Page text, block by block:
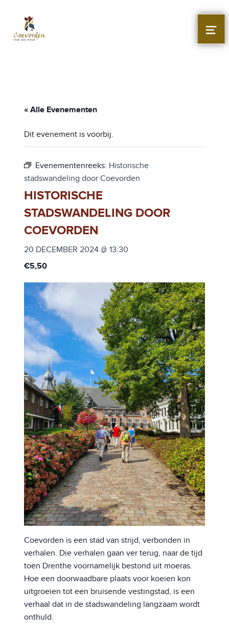
Stad Coevorden
STAD VAN STRIJD
« Alle Evenementen
Dit evenement is voorbij.
Evenementenreeks: Historische
stadswandeling door Coevorden
HISTORISCHE
STADSWANDELING DOOR
COEVORDEN
20 DECEMBER 2024 @ 13:30
€5,50
Coevorden is een stad van strijd, verbonden in
verhalen. Die verhalen gaan ver terug, naar de tijd
toen Drenthe voornamelijk bestond uit moeras.
Hoe een doorwaadbare plaats voor koeien kon
uitgroeien tot een bruisende vestingstad, is een
verhaal dat in de stadswandeling langzaam wordt
onthuld.